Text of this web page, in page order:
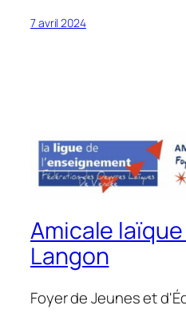
7 avril 2024
Amicale
Langon
Foyer de Jeunes et